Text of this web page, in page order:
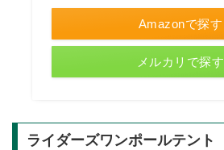
Amazonで探す
メルカリで探す
ライダーズワンポールテント